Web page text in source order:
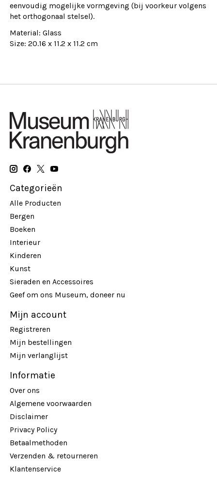
eenvoudig mogelijke vormgeving (bij voorkeur volgens
het orthogonaal stelsel).
Material: Glass
Size: 20.16 x 11.2 x 11.2 cm
Categorieën
Alle Producten
Bergen
Boeken
Interieur
Kinderen
Kunst
Sieraden en Accessoires
Geef om ons Museum, doneer nu
Mijn account
Registreren
Mijn bestellingen
Mijn verlanglijst
Informatie
Over ons
Algemene voorwaarden
Disclaimer
Privacy Policy
Betaalmethoden
Verzenden & retourneren
Klantenservice